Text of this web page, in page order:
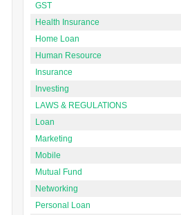
GST
Health Insurance
Home Loan
Human Resource
Insurance
Investing
LAWS & REGULATIONS
Loan
Marketing
Mobile
Mutual Fund
Networking
Personal Loan